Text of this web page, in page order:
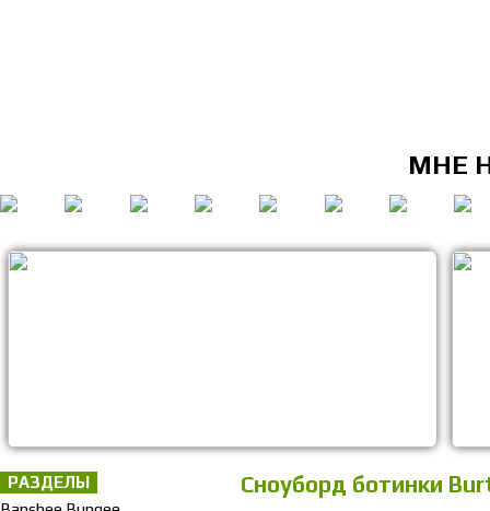
МНЕ
Сноуборд ботинки
РАЗДЕЛЫ